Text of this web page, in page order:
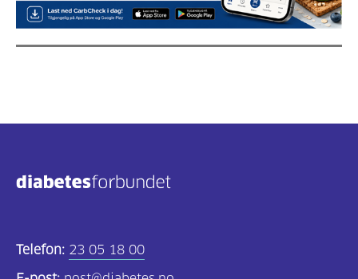
Telefon: 23 05 18 00